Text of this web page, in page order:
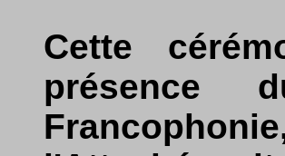
Cette
présence